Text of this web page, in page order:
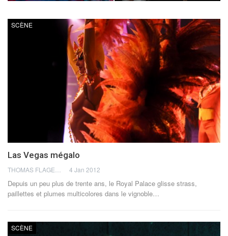
SCÈNE
Las Vegas mégalo
4 Jan 2012
Depuis un peu plus de trente ans, le Royal Palace glisse strass,
paillettes et plumes multicolores dans le vignoble…
SCÈNE